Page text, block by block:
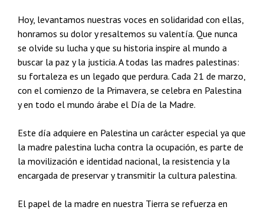
Hoy, levantamos nuestras voces en solidaridad con ellas,
honramos su dolor y resaltemos su valentía. Que nunca
se olvide su lucha y que su historia inspire al mundo a
buscar la paz y la justicia. A todas las madres palestinas:
su fortaleza es un legado que perdura. Cada 21 de marzo,
con el comienzo de la Primavera, se celebra en Palestina
y en todo el mundo árabe el Día de la Madre.
Este día adquiere en Palestina un carácter especial ya que
la madre palestina lucha contra la ocupación, es parte de
la movilización e identidad nacional, la resistencia y la
encargada de preservar y transmitir la cultura palestina.
El papel de la madre en nuestra Tierra se refuerza en